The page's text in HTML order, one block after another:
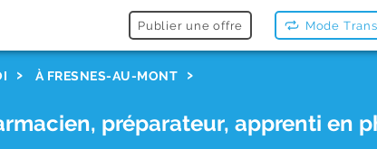
Publier une offre Mode
À FRESNES-AU-MONT
préparateur, apprenti en